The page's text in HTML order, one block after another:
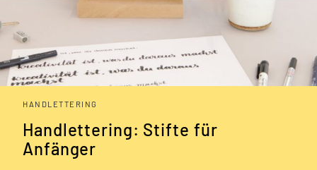
HANDLETTERING
Handlettering: Stifte für
Anfänger